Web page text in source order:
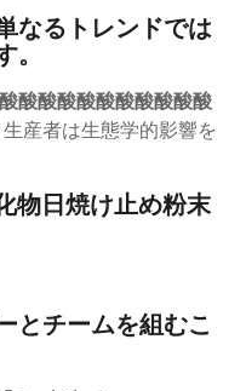
なるトレンドでは
。
酸酸酸酸酸酸酸酸酸酸
生産者は生態学的影響を
物日焼け止め粉末
とチームを組むこ